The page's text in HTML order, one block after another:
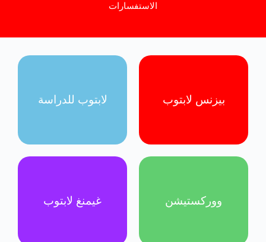
الاستفسارات
بيزنس لابتوب لابتوب للدراسة
ووركستيشن غيمنغ لابتوب